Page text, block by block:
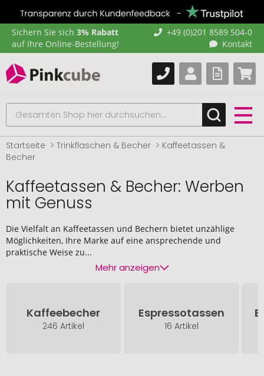
Sichern Sie sich 3% Rabatt
auf Ihre Online-Bestellung!
+49 (0)201 8589 504-0
Kontakt
Startseite Trinkflaschen & Becher
Kaffeetassen &
Becher
Kaffeetassen & Becher: Werben
mit Genuss
Die Vielfalt an Kaffeetassen und Bechern bietet unzählige
Möglichkeiten, Ihre Marke auf eine ansprechende und
praktische Weise zu...
Mehr anzeigen
Kaffeebecher
246 Artikel
Espressotassen
16 Artikel